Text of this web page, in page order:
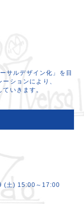
サルデザイン化」を目
ションにより、
いきます。
(土) 15:00～17:00